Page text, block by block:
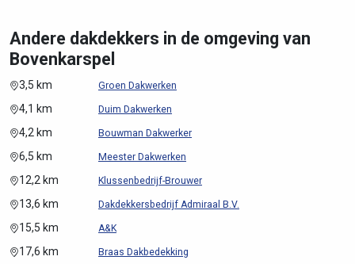
Andere dakdekkers in de omgeving van
Bovenkarspel
3,5 km Groen Dakwerken
4,1 km Duim Dakwerken
4,2 km Bouwman Dakwerker
6,5 km Meester Dakwerken
12,2 km Klussenbedrijf-Brouwer
13,6 km Dakdekkersbedrijf Admiraal B.V.
15,5 km A&K
17,6 km Braas Dakbedekking